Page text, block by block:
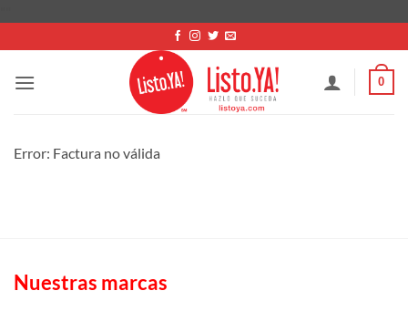
contenido
0
Error: Factura no válida
Nuestras marcas